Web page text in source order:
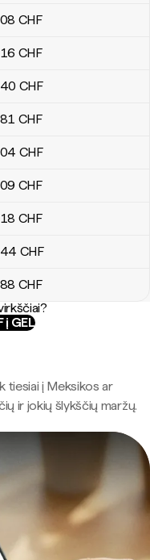
CHF
CHF
CHF
CHF
CHF
CHF
CHF
CHF
CHF
į GEL
tiesiai į Meksikos ar
ir jokių šlykščių maržų.